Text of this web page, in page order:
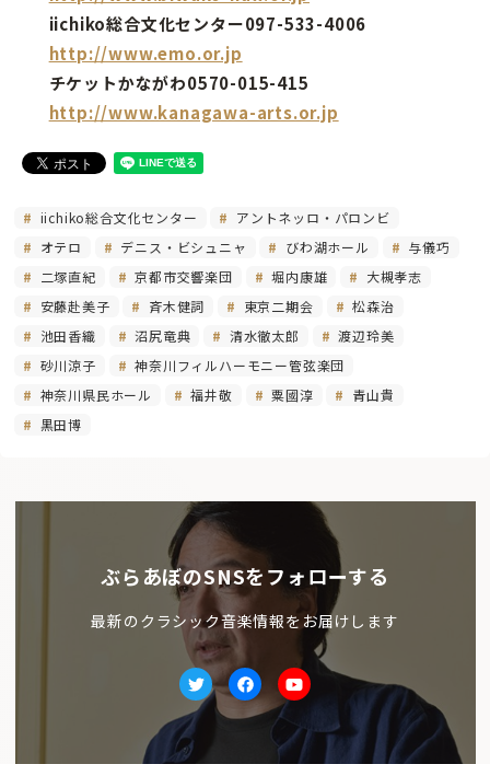
iichiko総合文化センター097-533-4006
http://www.emo.or.jp
チケットかながわ0570-015-415
http://www.kanagawa-arts.or.jp
iichiko総合文化センター
アントネッロ・パロンビ
オテロ
デニス・ビシュニャ びわ湖ホール
与儀巧
二塚直紀
京都市交響楽団 堀内康雄
大槻孝志
安藤赴美子
斉木健詞 東京二期会
松森治
池田香織
沼尻竜典 清水徹太郎
渡辺玲美
砂川涼子
神奈川フィルハーモニー管弦楽団
神奈川県民ホール
福井敬 粟國淳
青山貴
黒田博
ぶらあぼのSNSをフォローする
最新のクラシック音楽情報をお届けします
TwitterfacebookYoutube